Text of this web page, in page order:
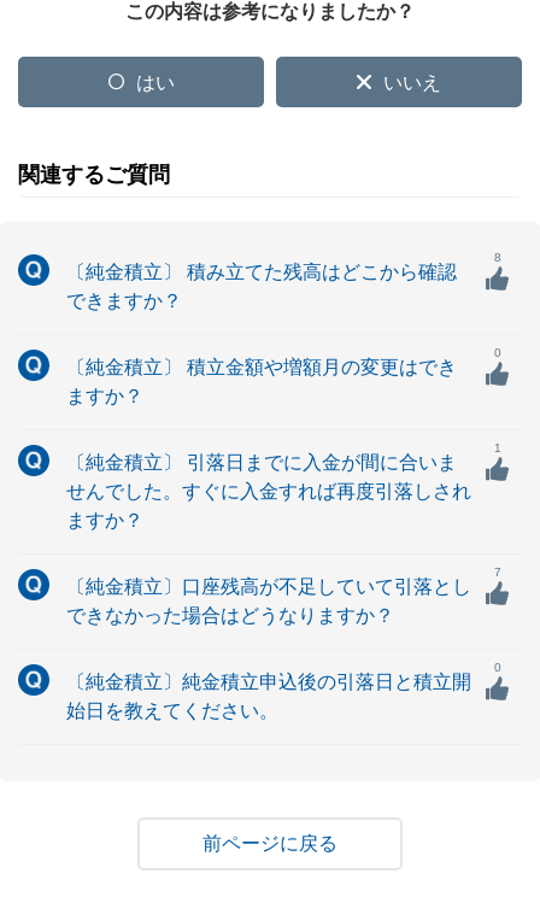
この内容は参考になりましたか？
はい いいえ
関連するご質問
〔純金積立〕 積み立てた残高はどこから確認
できますか？
8
〔純金積立〕 積立金額や増額月の変更はでき
ますか？
0
〔純金積立〕 引落日までに入金が間に合いま
せんでした。すぐに入金すれば再度引落しされ
ますか？
1
〔純金積立〕口座残高が不足していて引落とし
できなかった場合はどうなりますか？
7
〔純金積立〕純金積立申込後の引落日と積立開
始日を教えてください。
0
戻る